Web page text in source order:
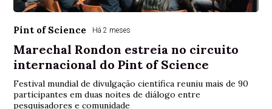
Pint of Science Há 2 meses
Marechal Rondon estreia no circuito
internacional do Pint of Science
Festival mundial de divulgação científica reuniu mais de 90
participantes em duas noites de diálogo entre
pesquisadores e comunidade